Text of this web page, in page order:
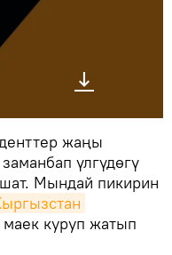
жаңы
үлгүдөгү
Мындай пикирин
куруп жатып